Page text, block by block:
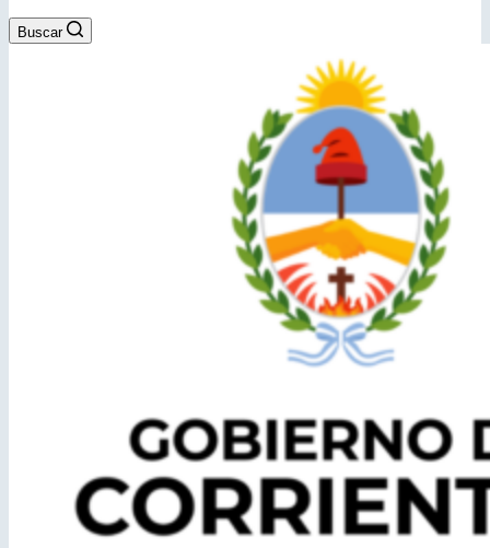
Buscar